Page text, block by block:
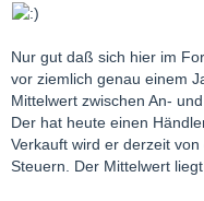
Nur gut daß sich hier im
vor ziemlich genau einem
Mittelwert zwischen An-
Der hat heute einen
Verkauft wird er derzeit
Steuern. Der Mittelwert